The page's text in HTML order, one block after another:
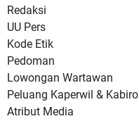
Redaksi
UU Pers
Kode Etik
Pedoman
Lowongan Wartawan
Peluang Kaperwil & Kabiro
Atribut Media